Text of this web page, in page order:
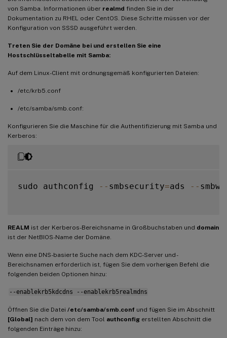
von Samba. Informationen über realmd finden Sie in der
Dokumentation zu RHEL oder CentOS. Diese Schritte müssen vor der
Konfiguration von SSSD ausgeführt werden.
Treten Sie der Domäne bei und erstellen Sie eine
Hostschlüsseltabelle mit Samba:
Auf dem Linux-Client mit ordnungsgemäß konfigurierten Dateien:
/etc/krb5.conf
/etc/samba/smb.conf:
Konfigurieren Sie die Maschine für die Authentifizierung mit Samba und
Kerberos:
sudo authconfig -- smbsecurity=ads --
REALM ist der Kerberos-Bereichsname in Großbuchstaben und domain
ist der NetBIOS-Name der Domäne.
Wenn eine DNS-basierte Suche nach dem KDC-Server und -
Bereichsnamen erforderlich ist, fügen Sie dem vorherigen Befehl die
folgenden beiden Optionen hinzu:
--enablekrb5kdcdns --enablekrb5realmdns
Öffnen Sie die Datei /etc/samba/smb.conf und fügen Sie im Abschnitt
[Global] nach dem von dem Tool authconfig erstellten Abschnitt die
folgenden Einträge hinzu: